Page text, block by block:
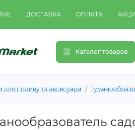
ДОСТАВКА ОПЛАТА
Каталог товаров
для поливу та аксесуари